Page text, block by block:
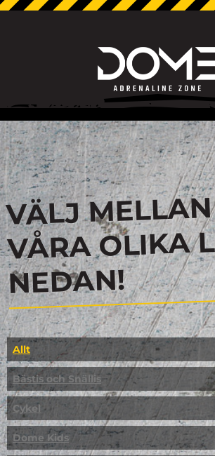
VÄLJ
VÅRA OLIKA
NEDAN!
Allt
Bästis och Snällis
Cykel
Dome Kids